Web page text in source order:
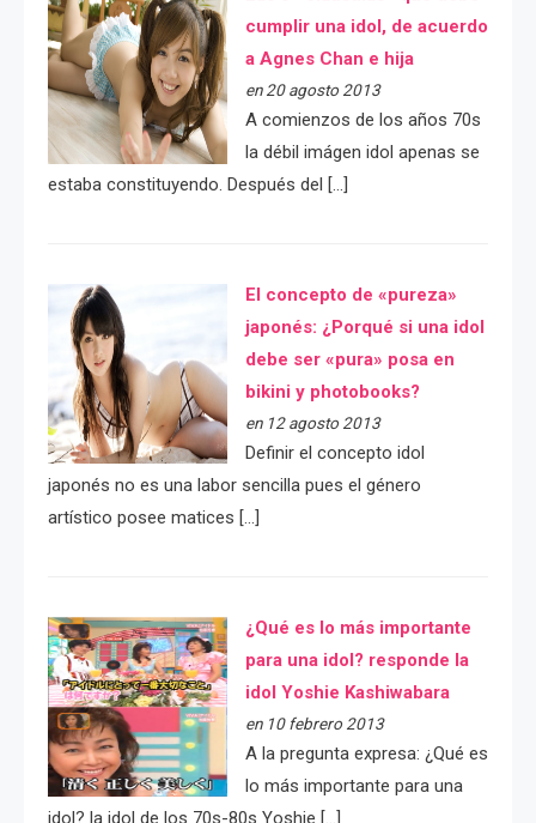
cumplir una idol, de acuerdo
a Agnes Chan e hija
en 20 agosto 2013
A comienzos de los años 70s
la débil imágen idol apenas se
estaba constituyendo. Después del […]
El concepto de «pureza»
japonés: ¿Porqué si una idol
debe ser «pura» posa en
bikini y photobooks?
en 12 agosto 2013
Definir el concepto idol
japonés no es una labor sencilla pues el género
artístico posee matices […]
¿Qué es lo más importante
para una idol? responde la
idol Yoshie Kashiwabara
en 10 febrero 2013
A la pregunta expresa: ¿Qué es
lo más importante para una
idol? la idol de los 70s-80s Yoshie […]